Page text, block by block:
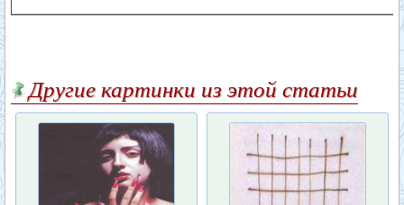
Другие картинки из этой статьи